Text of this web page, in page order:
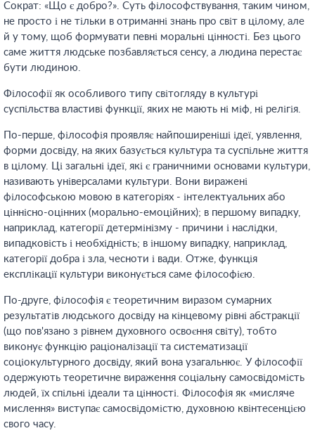
Сократ: «Що є добро?». Суть філософствування, таким чином,
не просто і не тільки в отриманні знань про світ в цілому, але
й у тому, щоб формувати певні моральні цінності. Без цього
саме життя людське позбавляється сенсу, а людина перестає
бути людиною.
Філософії як особливого типу світогляду в культурі
суспільства властиві функції, яких не мають ні міф, ні релігія.
По-перше, філософія проявляє найпоширеніші ідеї, уявлення,
форми досвіду, на яких базується культура та суспільне життя
в цілому. Ці загальні ідеї, які є граничними основами культури,
називають універсалами культури. Вони виражені
філософською мовою в категоріях - інтелектуальних або
ціннісно-оцінних (морально-емоційних); в першому випадку,
наприклад, категорії детермінізму - причини і наслідки,
випадковість і необхідність; в іншому випадку, наприклад,
категорії добра і зла, чесноти і вади. Отже, функція
експлікації культури виконується саме філософією.
По-друге, філософія є теоретичним виразом сумарних
результатів людського досвіду на кінцевому рівні абстракції
(що пов'язано з рівнем духовного освоєння світу), тобто
виконує функцію раціоналізації та систематизації
соціокультурного досвіду, який вона узагальнює. У філософії
одержують теоретичне вираження соціальну самосвідомість
людей, їх спільні ідеали та цінності. Філософія як «мисляче
мислення» виступає самосвідомістю, духовною квінтесенцією
свого часу.